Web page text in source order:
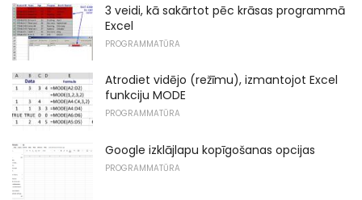
3 veidi, kā sakārtot pēc krāsas programmā
Excel
PROGRAMMATŪRA
Atrodiet vidējo (režīmu), izmantojot Excel
funkciju MODE
PROGRAMMATŪRA
Google izklājlapu kopīgošanas opcijas
PROGRAMMATŪRA